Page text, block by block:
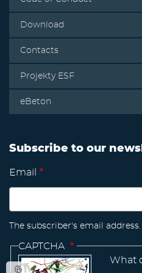
Download
Contacts
Projekty ESF
eBeton
Subscribe to our
Email
The subscriber's email address.
CAPTCHA
What